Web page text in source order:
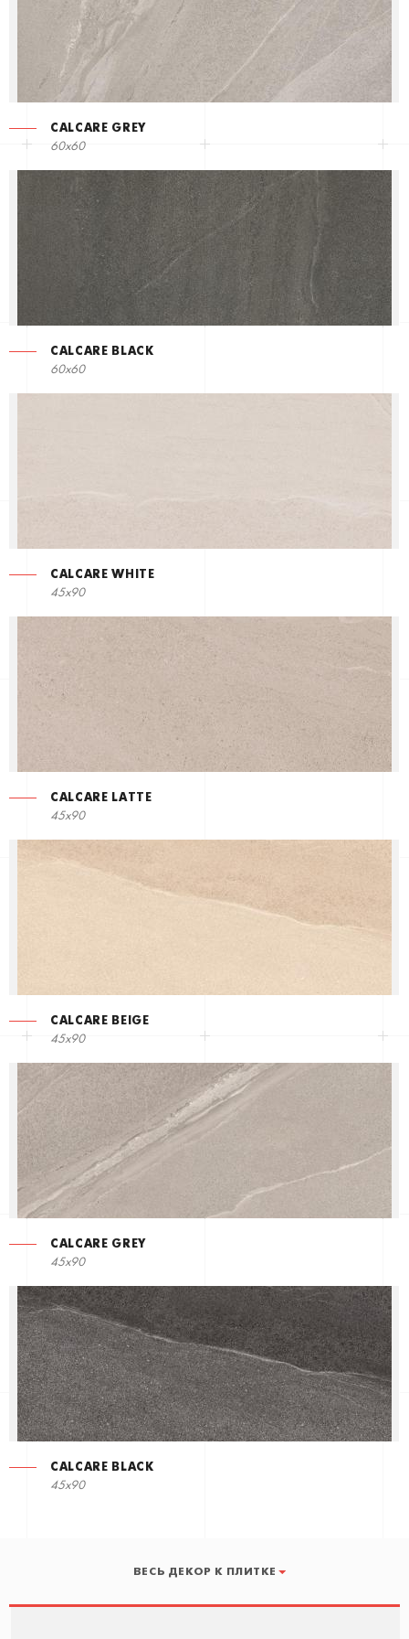
CALCARE GREY
60x60
CALCARE BLACK
60x60
CALCARE WHITE
45x90
CALCARE LATTE
45x90
CALCARE BEIGE
45x90
CALCARE GREY
45x90
CALCARE BLACK
45x90
ВЕСЬ ДЕКОР К ПЛИТКЕ